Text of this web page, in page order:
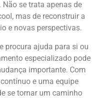
se trata apenas de
mas de reconstruir a
e novas perspectivas.
procura ajuda para si ou
especializado pode
importante. Com
e uma equipe
se tornar um caminho